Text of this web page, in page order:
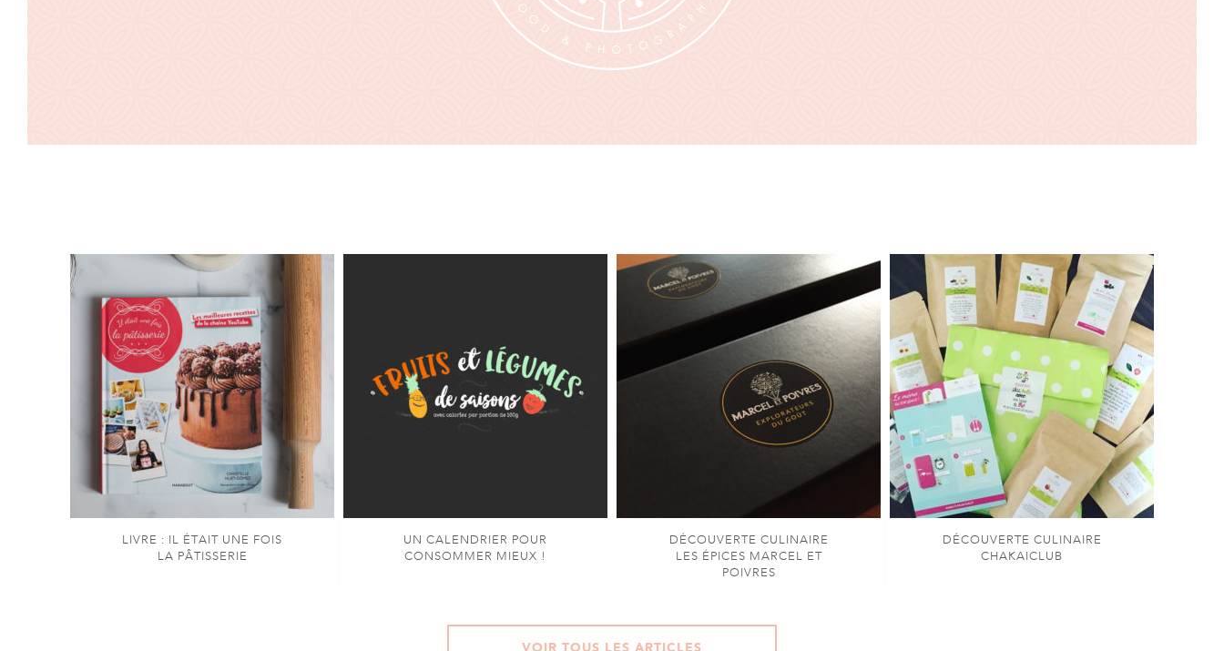
LIVRE : IL ÉTAIT UNE FOIS
LA PÂTISSERIE
UN CALENDRIER POUR
CONSOMMER MIEUX !
DÉCOUVERTE CULINAIRE
LES ÉPICES MARCEL ET
POIVRES
DÉCOUVERTE CULINAIRE
CHAKAICLUB
VOIR TOUS LES ARTICLES